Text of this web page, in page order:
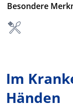
Besondere
Im
Händen